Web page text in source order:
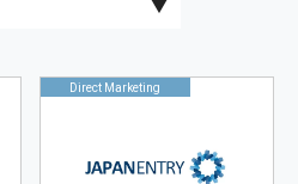
Direct Marketing